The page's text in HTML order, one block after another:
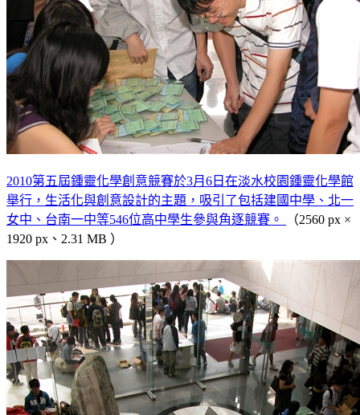
2010第五屆鍾靈化學創意競賽於3月6日在淡水校園鍾靈化學館
舉行，生活化與創意設計的主題，吸引了包括建國中學、北一
女中、台南一中等546位高中學生參與角逐競賽。
（2560 px ×
1920 px、2.31 MB ）